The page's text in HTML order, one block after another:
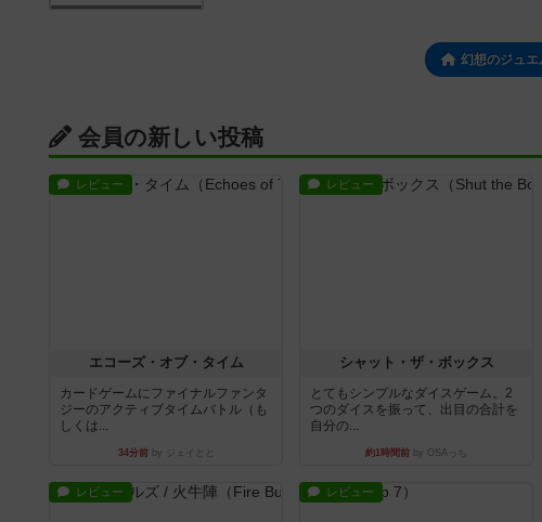
幻想のジュ
会員の新しい投稿
レビュー
エコーズ・オブ・タイム
カードゲームにファイナルファンタ
ジーのアクティブタイムバトル（も
しくは...
34分前by ジェイとと
レビュー
シャット・ザ・ボックス
とてもシンプルなダイスゲーム。2
つのダイスを振って、出目の合計を
自分の...
約1時間前 by OSAっち
レビュー レビュー